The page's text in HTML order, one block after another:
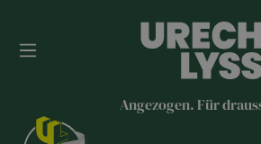
Angezogen. Für